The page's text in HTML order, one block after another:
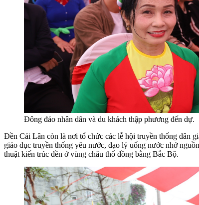
Đông đảo nhân dân và du khách thập phương đến dự.
Đền Cái Lân còn là nơi tổ chức các lễ hội truyền thống dân
giáo dục truyền thống yêu nước, đạo lý uống nước nhớ
thuật kiến trúc đền ở vùng châu thổ đồng bằng Bắc Bộ.